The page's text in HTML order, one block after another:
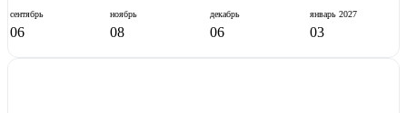
сентябрь
06
ноябрь
08
декабрь
06
январь 2027
03